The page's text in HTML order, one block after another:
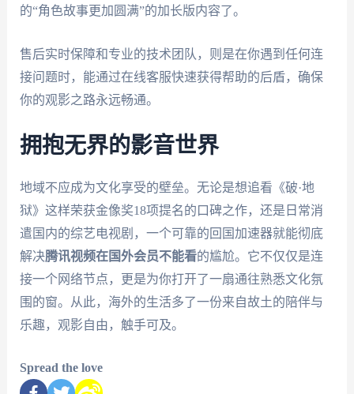
的“角色故事更加圆满”的加长版内容了。
售后实时保障和专业的技术团队，则是在你遇到任何连
接问题时，能通过在线客服快速获得帮助的后盾，确保
你的观影之路永远畅通。
拥抱无界的影音世界
地域不应成为文化享受的壁垒。无论是想追看《破·地
狱》这样荣获金像奖18项提名的口碑之作，还是日常消
遣国内的综艺电视剧，一个可靠的回国加速器就能彻底
解决腾讯视频在国外会员不能看的尴尬。它不仅仅是连
接一个网络节点，更是为你打开了一扇通往熟悉文化氛
围的窗。从此，海外的生活多了一份来自故土的陪伴与
乐趣，观影自由，触手可及。
Spread the love